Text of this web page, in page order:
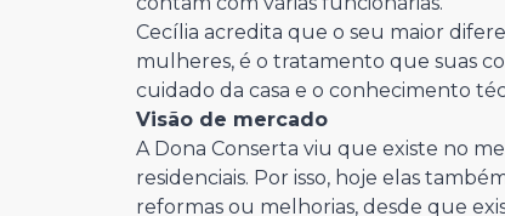
Cecília acredita que o seu maior
mulheres, é o tratamento que suas
cuidado da casa e o conhecimento
Visão de mercado
A Dona Conserta viu que existe no
residenciais. Por isso, hoje elas
reformas ou melhorias, desde que